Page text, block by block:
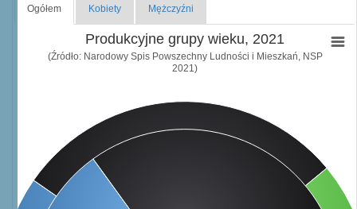
Ogółem Kobiety Mężczyźni
Produkcyjne grupy wieku, 2021
(Źródło: Narodowy Spis Powszechny Ludności i Mieszkań, NSP
2021)